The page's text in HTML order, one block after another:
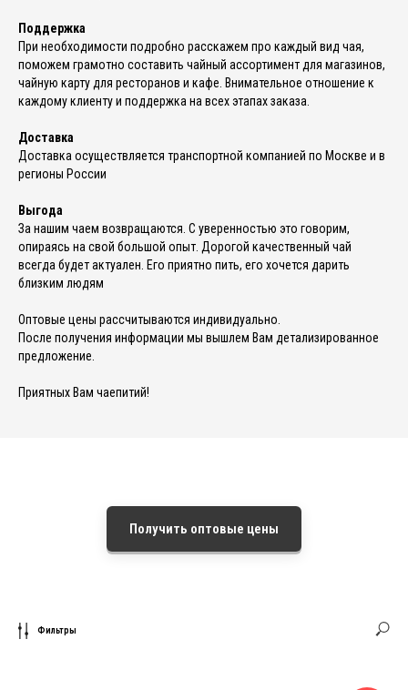
Поддержка
При необходимости подробно расскажем про каждый вид чая,
поможем грамотно составить чайный ассортимент для магазинов,
чайную карту для ресторанов и кафе. Внимательное отношение к
каждому клиенту и поддержка на всех этапах заказа.
Доставка
Доставка осуществляется транспортной компанией по Москве и в
регионы России
Выгода
За нашим чаем возвращаются. С уверенностью это говорим,
опираясь на свой большой опыт. Дорогой качественный чай
всегда будет актуален. Его приятно пить, его хочется дарить
близким людям
Оптовые цены рассчитываются индивидуально.
После получения информации мы вышлем Вам детализированное
предложение.
Приятных Вам чаепитий!
Получить оптовые цены
Фильтры